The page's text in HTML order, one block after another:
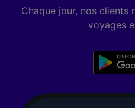
Chaque jour, nos clients
voyages